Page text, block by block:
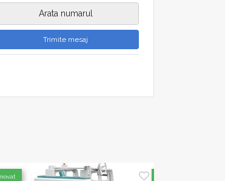
și piese de schimb originale
Arata numarul
Trimite mesaj